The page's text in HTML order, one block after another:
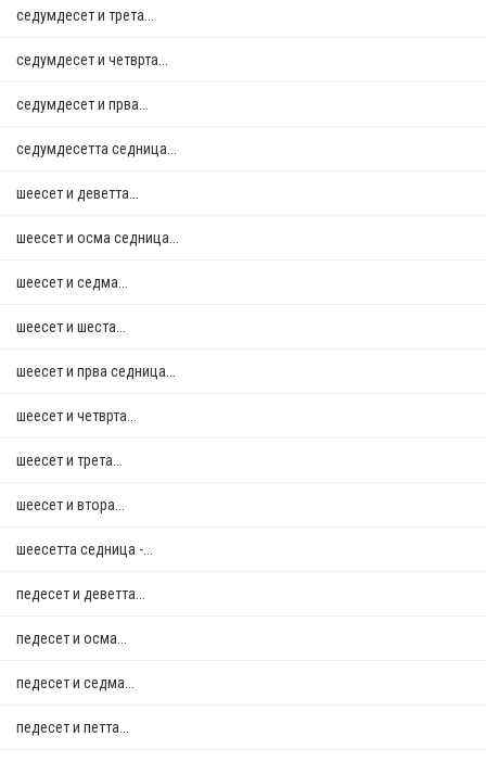
седумдесет и трета...
седумдесет и четврта...
седумдесет и прва...
седумдесетта седница...
шеесет и деветта...
шеесет и осма седница...
шеесет и седма...
шеесет и шеста...
шеесет и прва седница...
шеесет и четврта...
шеесет и трета...
шеесет и втора...
шеесетта седница -...
педесет и деветта...
педесет и осма...
педесет и седма...
педесет и петта...